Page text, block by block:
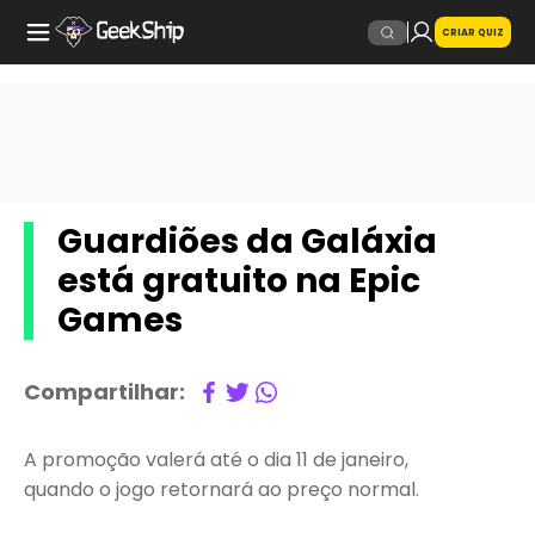
CRIAR QUIZ
Guardiões da Galáxia
está gratuito na Epic
Games
Compartilhar:
A promoção valerá até o dia 11 de janeiro,
quando o jogo retornará ao preço normal.